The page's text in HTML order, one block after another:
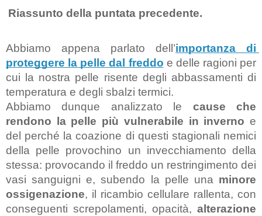
Riassunto della puntata precedente.
Abbiamo appena parlato dell’importanza di
proteggere la pelle dal freddo e delle ragioni per
cui la nostra pelle risente degli abbassamenti di
temperatura e degli sbalzi termici.
Abbiamo dunque analizzato le cause che
rendono la pelle più vulnerabile in inverno e
del perché la coazione di questi stagionali nemici
della pelle provochino un invecchiamento della
stessa: provocando il freddo un restringimento dei
vasi sanguigni e, subendo la pelle una minore
ossigenazione, il ricambio cellulare rallenta, con
conseguenti screpolamenti, opacità, alterazione